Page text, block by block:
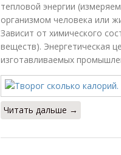
тепловой энергии
организмом человека или
Зависит от химического
веществ). Энергетическая
изготавливаемых
Читать дальше →